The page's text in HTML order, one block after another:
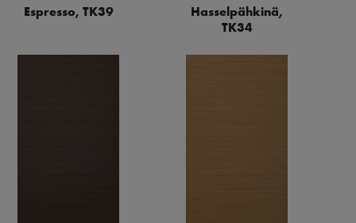
Espresso, TK39
Hasselpähkinä,
TK34